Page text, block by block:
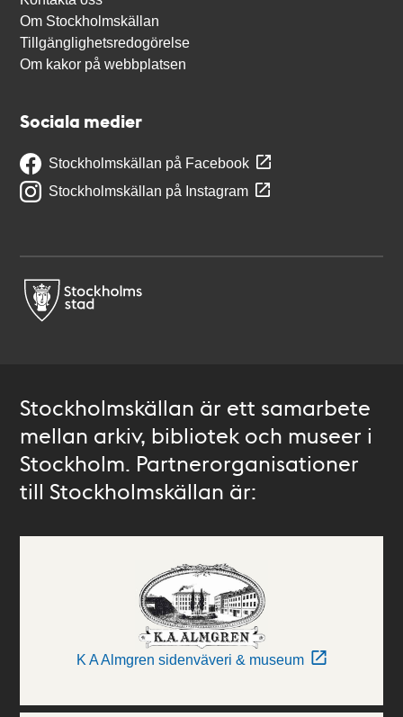
Om Stockholmskällan
Tillgänglighetsredogörelse
Om kakor på webbplatsen
Sociala medier
Stockholmskällan på Facebook
Stockholmskällan på Instagram
Stockholmskällan är ett samarbete
mellan arkiv, bibliotek och museer i
Stockholm. Partnerorganisationer
till Stockholmskällan är:
K A Almgren sidenväveri & museum